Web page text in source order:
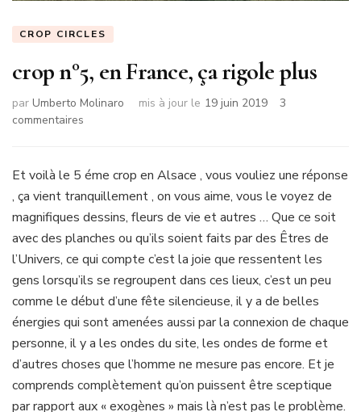
CROP CIRCLES
crop n°5, en France, ça rigole plus
par Umberto Molinaro mis à jour le 19 juin 2019
3
commentaires
en
ça
rigole
plus
Et voilà le 5 éme crop en Alsace , vous vouliez une réponse
, ça vient tranquillement , on vous aime, vous le voyez de
magnifiques dessins, fleurs de vie et autres … Que ce soit
avec des planches ou qu’ils soient faits par des Êtres de
l’Univers, ce qui compte c’est la joie que ressentent les
gens lorsqu’ils se regroupent dans ces lieux, c’est un peu
comme le début d’une fête silencieuse, il y a de belles
énergies qui sont amenées aussi par la connexion de chaque
personne, il y a les ondes du site, les ondes de forme et
d’autres choses que l’homme ne mesure pas encore. Et je
comprends complètement qu’on puissent être sceptique
par rapport aux « exogènes » mais là n’est pas le problème.